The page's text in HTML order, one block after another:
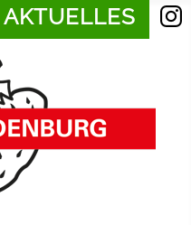
AKTUELLES